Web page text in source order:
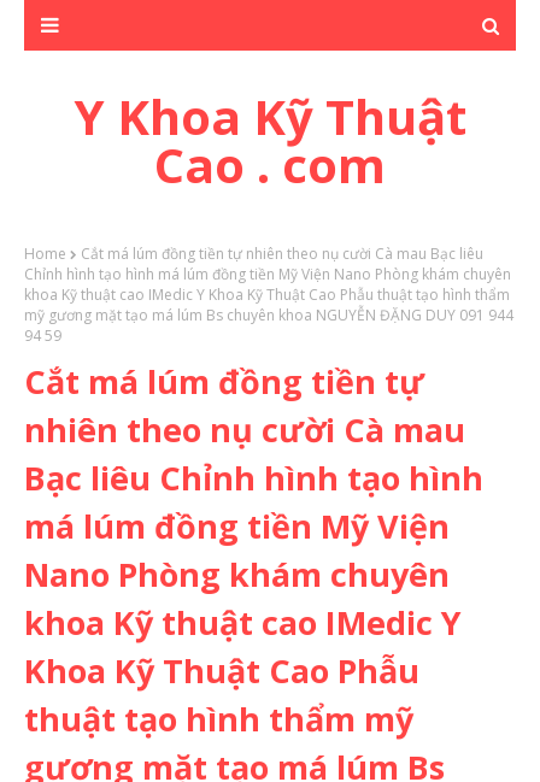
Y Khoa Kỹ Thuật
Cao . com
Home
Cắt má lúm đồng tiền tự nhiên theo nụ cười Cà mau Bạc liêu
Chỉnh hình tạo hình má lúm đồng tiền Mỹ Viện Nano Phòng khám chuyên
khoa Kỹ thuật cao IMedic Y Khoa Kỹ Thuật Cao Phẫu thuật tạo hình thẩm
mỹ gương mặt tạo má lúm Bs chuyên khoa NGUYỄN ĐẶNG DUY 091 944
94 59
Cắt má lúm đồng tiền tự
nhiên theo nụ cười Cà mau
Bạc liêu Chỉnh hình tạo hình
má lúm đồng tiền Mỹ Viện
Nano Phòng khám chuyên
khoa Kỹ thuật cao IMedic Y
Khoa Kỹ Thuật Cao Phẫu
thuật tạo hình thẩm mỹ
gương mặt tạo má lúm Bs